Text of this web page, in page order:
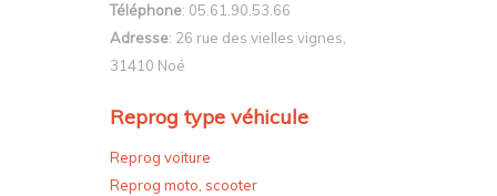
Téléphone: 05.61.90.53.66
Adresse: 26 rue des vielles vignes,
31410 Noé
Reprog type véhicule
Reprog voiture
Reprog moto, scooter